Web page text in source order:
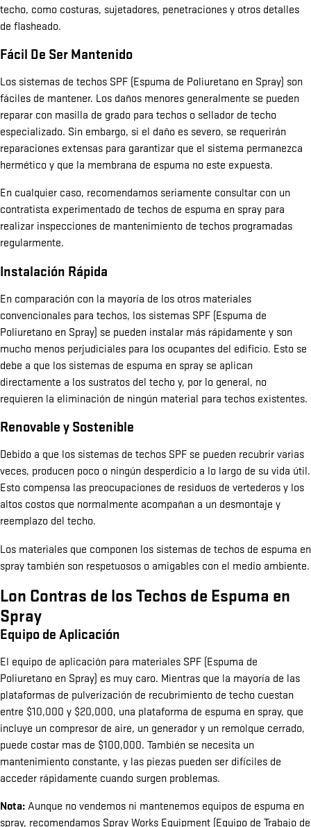
techo, como costuras, sujetadores, penetraciones y otros detalles
de flasheado.
Fácil De Ser Mantenido
Los sistemas de techos SPF (Espuma de Poliuretano en Spray) son
fáciles de mantener. Los daños menores generalmente se pueden
reparar con masilla de grado para techos o sellador de techo
especializado. Sin embargo, si el daño es severo, se requerirán
reparaciones extensas para garantizar que el sistema permanezca
hermético y que la membrana de espuma no este expuesta.
En cualquier caso, recomendamos seriamente consultar con un
contratista experimentado de techos de espuma en spray para
realizar inspecciones de mantenimiento de techos programadas
regularmente.
Instalación Rápida
En comparación con la mayoría de los otros materiales
convencionales para techos, los sistemas SPF (Espuma de
Poliuretano en Spray) se pueden instalar más rápidamente y son
mucho menos perjudiciales para los ocupantes del edificio. Esto se
debe a que los sistemas de espuma en spray se aplican
directamente a los sustratos del techo y, por lo general, no
requieren la eliminación de ningún material para techos existentes.
Renovable y Sostenible
Debido a que los sistemas de techos SPF se pueden recubrir varias
veces, producen poco o ningún desperdicio a lo largo de su vida útil.
Esto compensa las preocupaciones de residuos de vertederos y los
altos costos que normalmente acompañan a un desmontaje y
reemplazo del techo.
Los materiales que componen los sistemas de techos de espuma en
spray también son respetuosos o amigables con el medio ambiente.
Lon Contras de los Techos de Espuma en
Spray
Equipo de Aplicación
El equipo de aplicación para materiales SPF (Espuma de
Poliuretano en Spray) es muy caro. Mientras que la mayoría de las
plataformas de pulverización de recubrimiento de techo cuestan
entre $10,000 y $20,000, una plataforma de espuma en spray, que
incluye un compresor de aire, un generador y un remolque cerrado,
puede costar mas de $100,000. También se necesita un
mantenimiento constante, y las piezas pueden ser difíciles de
acceder rápidamente cuando surgen problemas.
Nota:Aunque no vendemos ni mantenemos equipos de espuma en
spray, recomendamos Spray Works Equipment (Equipo de Trabajo de